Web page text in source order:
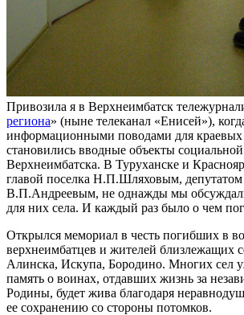
Привозила я в Верхнеимбатск
региона» (ныне телеканал «Енисей»),
информационными поводами для краевых
становились вводные объекты
Верхнеимбатска. В Туруханске и
главой поселка Н.П.Шляховым, депутатом
В.П.Андреевым, не однажды мы
для них села. И каждый раз было о чем
Открылся мемориал в честь погибших в
верхнеимбатцев и жителей близлежащих
Алинска, Искупа, Бородино. Многих сел
память о воинах, отдавших жизнь за
Родины, будет жива благодаря
ее сохранению со стороны потомков.